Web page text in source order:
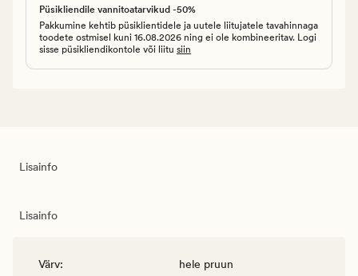
Püsikliendile vannitoatarvikud -50%
Pakkumine kehtib püsiklientidele ja uutele liitujatele tavahinnaga
toodete ostmisel kuni 16.08.2026 ning ei ole kombineeritav. Logi
sisse püsikliendikontole või liitu siin
Lisainfo
Lisainfo
Värv: hele pruun